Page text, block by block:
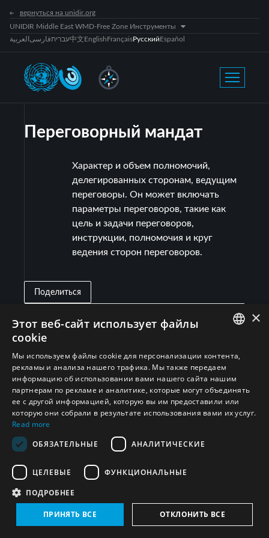
вернуться на unidir.org
UNIDIR Middle East WMD-Free Zone Инструменты
العربية فارسیעברית中文EnglishFrançaisРусскийEspañol
Переговорный мандат
Характер и объем полномочий,
делегированных сторонам, ведущим
переговоры. Он может включать
параметры переговоров, такие как
цель и задачи переговоров,
инструкции, полномочия и круг
ведения сторон переговоров.
Поделиться
Китай (3)
Ирак (1)
Российская Федерация
Тунис (3)
ARABIC
PERSIAN
FRENCH
×
Этот веб-сайт использует файлы
cookie
Мы используем файлы cookie для персонализации контента,
рекламы и анализа нашего трафика. Мы также передаем
информацию об использовании вами нашего сайта нашим
партнерам по рекламе и аналитике, которые могут объединять
ее с другой информацией, которую вы им предоставили или
которую они собрали в результате использования вами их услуг.
Read more
ОБЯЗАТЕЛЬНЫЕ
АНАЛИТИЧЕСКИЕ
ЦЕЛЕВЫЕ ФУНКЦИОНАЛЬНЫЕ
ПОДРОБНЕЕ
ПРИНЯТЬ ВСЕ ОТКЛОНИТЬ ВСЕ